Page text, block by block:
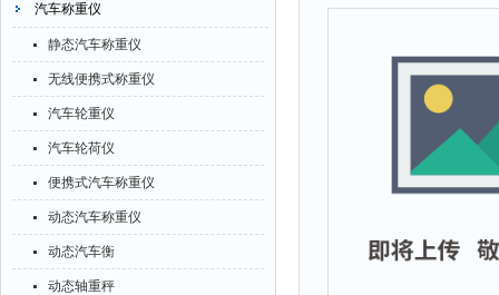
汽车称重仪
静态汽车称重仪
无线便携式称重仪
汽车轮重仪
汽车轮荷仪
便携式汽车称重仪
动态汽车称重仪
动态汽车衡
动态轴重秤